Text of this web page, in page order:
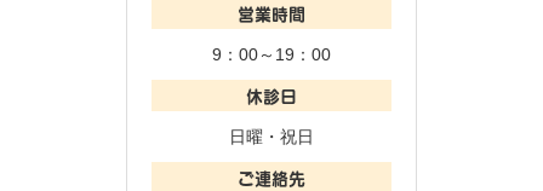
営業時間
9：00～19：00
休診日
日曜・祝日
ご連絡先